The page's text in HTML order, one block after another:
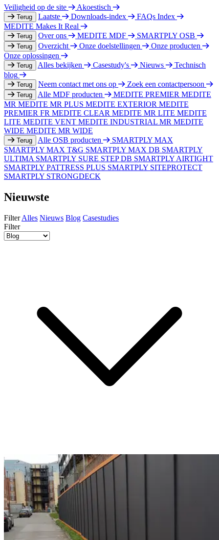
Veiligheid op de site
Akoestisch
Terug Laatste Downloads-index
FAQs Index
MEDITE Makes It Real
Terug Over ons MEDITE MDF SMARTPLY OSB
Terug Overzicht Onze doelstellingen
Onze producten
Onze oplossingen
Terug Alles bekijken Casestudy's Nieuws
Technisch
blog
Terug Neem contact met ons op Zoek een contactpersoon
Terug Alle MDF producten MEDITE PREMIER MEDITE
MR MEDITE MR PLUS MEDITE EXTERIOR MEDITE
PREMIER FR MEDITE CLEAR MEDITE MR LITE MEDITE
LITE MEDITE VENT MEDITE INDUSTRIAL MR MEDITE
WIDE MEDITE MR WIDE
Terug Alle OSB producten
SMARTPLY MAX
SMARTPLY MAX T&G SMARTPLY MAX DB SMARTPLY
ULTIMA SMARTPLY SURE STEP DB SMARTPLY AIRTIGHT
SMARTPLY PATTRESS PLUS SMARTPLY SITEPROTECT
SMARTPLY STRONGDECK
Nieuwste
Filter Alles Nieuws Blog Casestudies
Filter